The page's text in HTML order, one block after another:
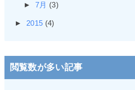
► 7月 (3)
► 2015 (4)
閲覧数が多い記事